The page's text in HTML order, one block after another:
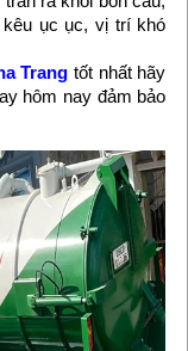
ục ục, vị trí khó
Trang tốt nhất hãy
hôm nay đảm bảo